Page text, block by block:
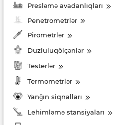
Presləmə avadanlıqları
Penetrometrlər
Pirometrlər
Duzluluqölçənlər
Testerlər
Termometrlər
Yanğın siqnalları
Lehimləmə stansiyaları